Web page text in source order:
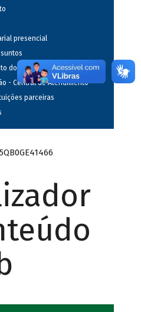
presencial
do BNDES
- Central de Atendimento
parceiras